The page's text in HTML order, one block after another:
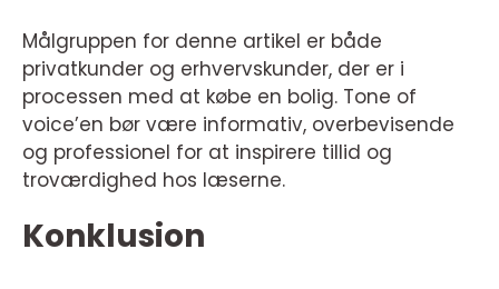
Målgruppen for denne artikel er både
privatkunder og erhvervskunder, der er i
processen med at købe en bolig. Tone of
voice’en bør være informativ, overbevisende
og professionel for at inspirere tillid og
troværdighed hos læserne.
Konklusion